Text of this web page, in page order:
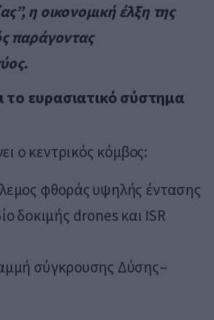
η οικονομική έλξη της
παράγοντας
το ευρασιατικό σύστημα
ο κεντρικός κόμβος:
φθοράς υψηλής έντασης
δοκιμής drones και ISR
σύγκρουσης Δύσης–